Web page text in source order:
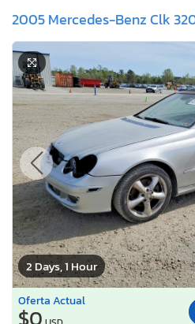
2005 Mercedes-Benz Clk
2 Days, 1 Hour
Oferta Actual